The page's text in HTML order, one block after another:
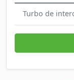
Turbo de